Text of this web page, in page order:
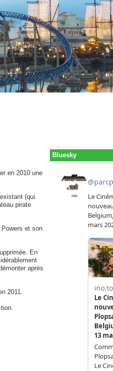
en 2010 une
(qui
pirate
et son
En
après
2011.
Bluesky